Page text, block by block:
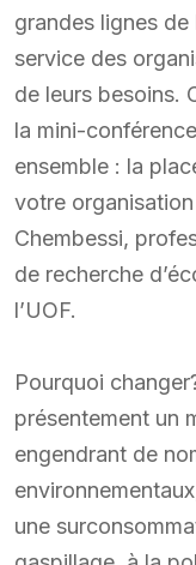
grandes lignes de
service des
de leurs besoins.
la mini-
ensemble : la
votre
Chembessi,
de recherche
l’UOF.
Pourquoi
présentement un
engendrant de
une